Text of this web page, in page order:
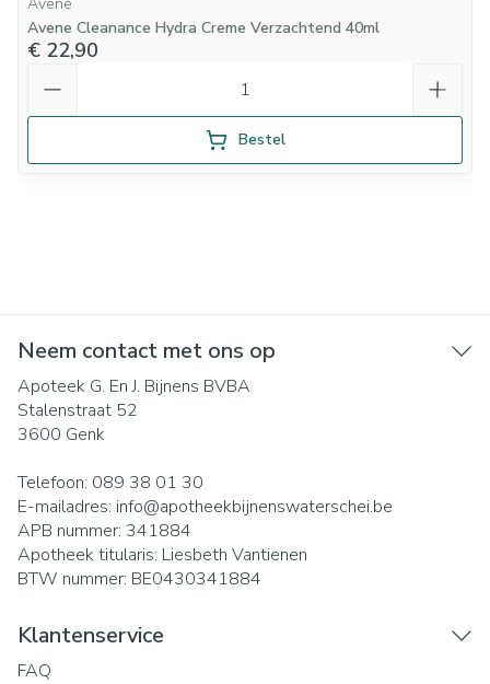
Avene Cleanance Hydra Creme Verzachtend 40ml
€ 22,90
Bestel
Neem contact met ons op
Apoteek G. En J. Bijnens BVBA
Stalenstraat 52
3600 Genk
Telefoon: 089 38 01 30
E-mailadres: info@apotheekbijnenswaterschei.be
APB nummer: 341884
Apotheek titularis: Liesbeth Vantienen
BTW nummer: BE0430341884
Klantenservice
FAQ